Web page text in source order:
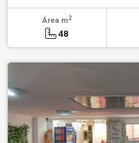
Área m2
48